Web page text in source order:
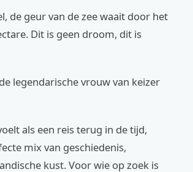
de geur van de zee waait door het
Dit is geen droom, dit is
legendarische vrouw van keizer
als een reis terug in de tijd,
mix van geschiedenis,
kust. Voor wie op zoek is